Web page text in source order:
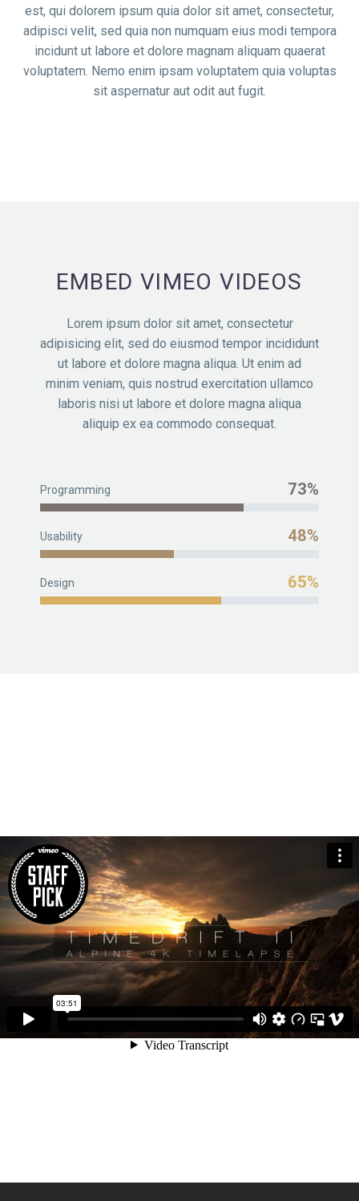
est, qui dolorem ipsum quia dolor sit amet, consectetur,
adipisci velit, sed quia non numquam eius modi tempora
incidunt ut labore et dolore magnam aliquam quaerat
voluptatem. Nemo enim ipsam voluptatem quia voluptas
sit aspernatur aut odit aut fugit.
EMBED VIMEO VIDEOS
Lorem ipsum dolor sit amet, consectetur
adipisicing elit, sed do eiusmod tempor incididunt
ut labore et dolore magna aliqua. Ut enim ad
minim veniam, quis nostrud exercitation ullamco
laboris nisi ut labore et dolore magna aliqua
aliquip ex ea commodo consequat.
Programming 73%
Usability 48%
Design 65%